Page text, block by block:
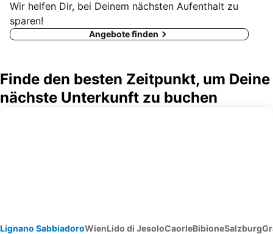
Wir helfen Dir, bei Deinem nächsten Aufenthalt zu
sparen!
Angebote finden
Finde den besten Zeitpunkt, um Deine
nächste Unterkunft zu buchen
Lignano SabbiadoroWienLido di JesoloCaorleBibioneSalzburg